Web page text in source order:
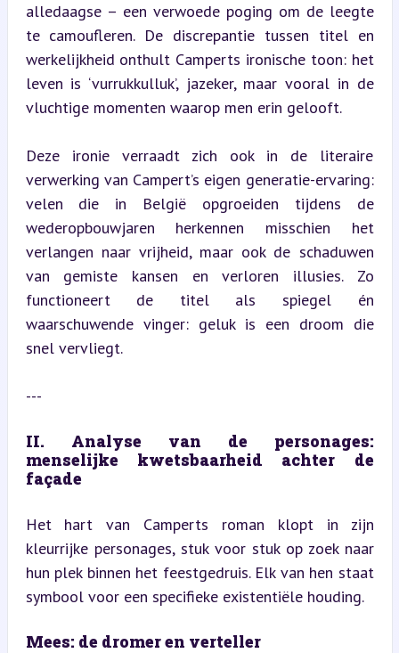
alledaagse – een verwoede poging om de leegte
te camoufleren. De discrepantie tussen titel en
werkelijkheid onthult Camperts ironische toon: het
leven is ‘vurrukkulluk’, jazeker, maar vooral in de
vluchtige momenten waarop men erin gelooft.
Deze ironie verraadt zich ook in de literaire
verwerking van Campert’s eigen generatie-ervaring:
velen die in België opgroeiden tijdens de
wederopbouwjaren herkennen misschien het
verlangen naar vrijheid, maar ook de schaduwen
van gemiste kansen en verloren illusies. Zo
functioneert de titel als spiegel én
waarschuwende vinger: geluk is een droom die
snel vervliegt.
---
II. Analyse van de personages:
menselijke kwetsbaarheid achter de
façade
Het hart van Camperts roman klopt in zijn
kleurrijke personages, stuk voor stuk op zoek naar
hun plek binnen het feestgedruis. Elk van hen staat
symbool voor een specifieke existentiële houding.
Mees: de dromer en verteller